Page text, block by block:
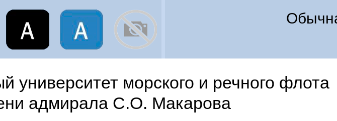
университет морского и речного флота
адмирала С.О. Макарова